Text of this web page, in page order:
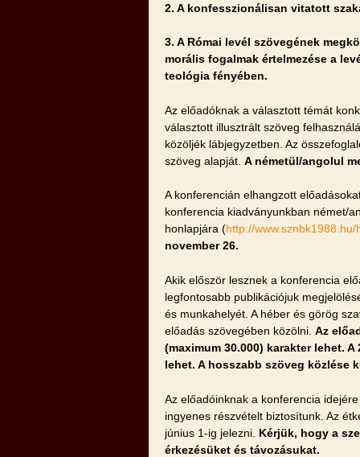
2. Akonfesszionálisan vitatott
3. ARómai levél szövegének
morális fogalmak értelmezése a
teológia fényében.
Az előadóknak a választott témát
választott illusztrált szöveg
közöljék lábjegyzetben. Az
szöveg alapját. A németül/angolul
A konferencián elhangzott
konferencia kiadványunkban német/
honlapjára (http://www.sznbk1988.hu/
november 26.
Akik először lesznek a konferencia
legfontosabb publikációjuk
és munkahelyét. A héber és görög
előadás szövegében közölni. Az
(maximum 30.000) karakter lehet.
lehet. A hosszabb szöveg közlése
Az előadóinknak a konferencia
ingyenes részvételt biztosítunk. Az
június 1-ig jelezni. Kérjük, hogy a
érkezésüket és távozásukat.